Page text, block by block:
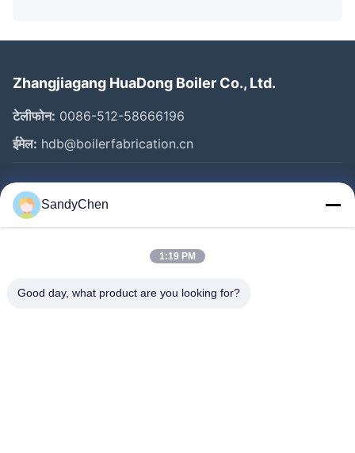
Zhangjiagang HuaDong Boiler Co., Ltd.
टेलीफोन: 0086-512-58666196
ईमेल: hdb@boilerfabrication.cn
त्वरित लिंक
घर
वीडियो
SandyChen
1:19 PM
Good day, what product are you looking for?